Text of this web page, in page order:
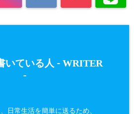
いている人 - WRITER
-
日常生活を簡単に送るため、